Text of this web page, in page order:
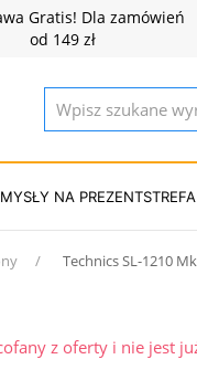
Gratis! Dla zamówień
od 149 zł
NA PREZENT
Technics SL-1210
z oferty i nie jest